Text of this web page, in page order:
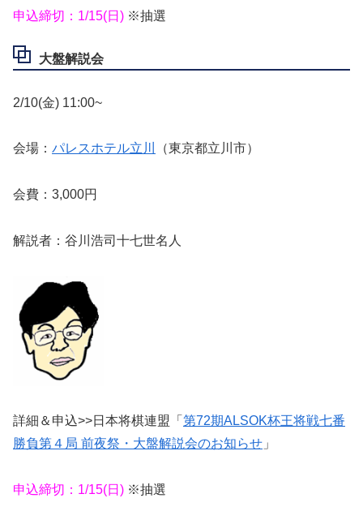
申込締切：1/15(日) ※抽選
大盤解説会
2/10(金) 11:00~
会場： パレスホテル立川 （東京都立川市）
会費：3,000円
解説者：谷川浩司十七世名人
詳細＆申込>>日本将棋連盟「 第72期ALSOK杯王将戦七番
勝負第４局 前夜祭・大盤解説会のお知らせ 」
申込締切：1/15(日) ※抽選